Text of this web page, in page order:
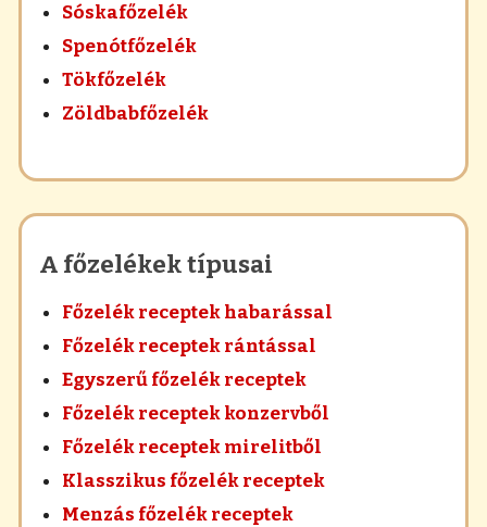
Sóskafőzelék
Spenótfőzelék
Tökfőzelék
Zöldbabfőzelék
A főzelékek típusai
Főzelék receptek habarással
Főzelék receptek rántással
Egyszerű főzelék receptek
Főzelék receptek konzervből
Főzelék receptek mirelitből
Klasszikus főzelék receptek
Menzás főzelék receptek